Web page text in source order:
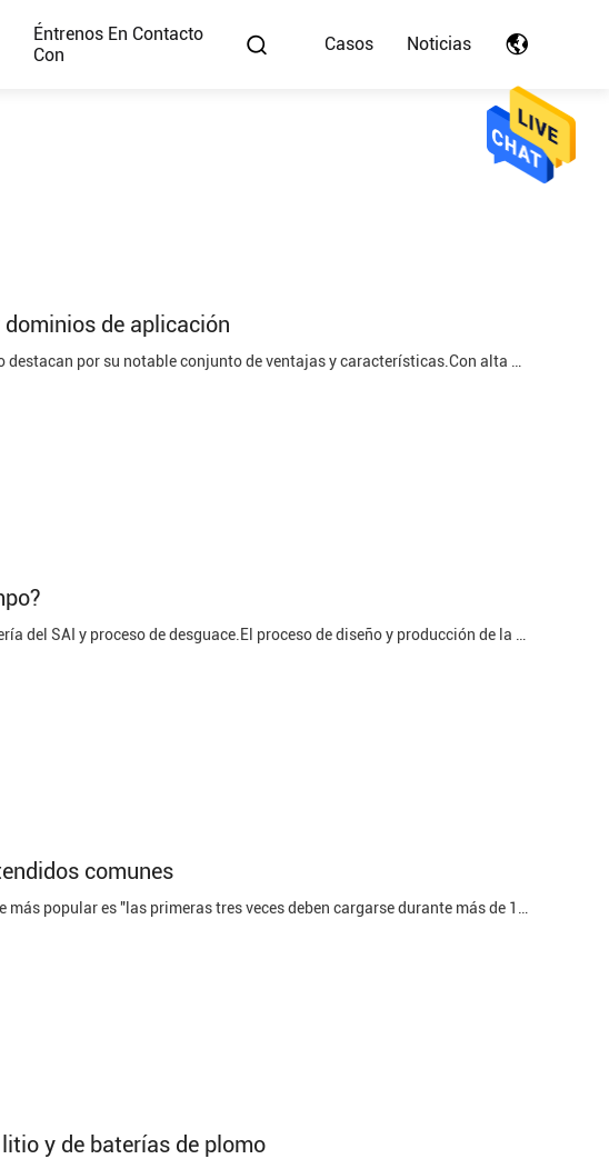
Éntrenos En Contacto
Con
Casos Noticias
de aplicación
comunes
y de baterías de plomo